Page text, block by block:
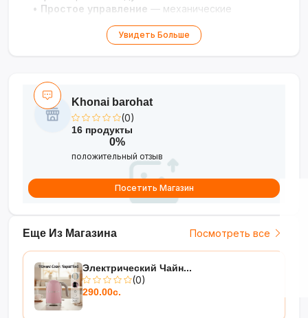
• Простое управление — механические
Безопасность
— защита от перегрева и
устойчивая конструкция
Увидеть Больше
Еще Из Магазина Посмотреть все
Электрический Чайн...
(0)
290.00с.
Khonai barohat
(0)
16 продукты
0%
положительный отзыв
Посетить Магазин